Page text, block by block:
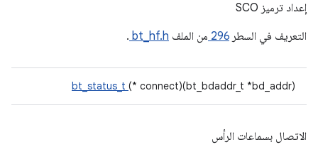
إعداد ترميز SCO
التعريف في السطر 296 من الملف bt_hf.h
.
bt_status_t (* connect)(bt_bdaddr_t *bd_addr)
الاتصال بسماعات الرأس